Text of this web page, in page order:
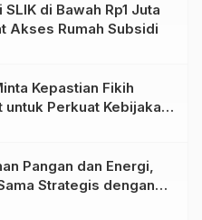
di Bawah Rp1 Juta
Akses Rumah Subsidi
Kepastian Fikih
untuk Perkuat Kebijakan
Pangan dan Energi,
Strategis dengan
dan Perikanan